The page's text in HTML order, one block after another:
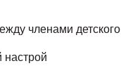
членами